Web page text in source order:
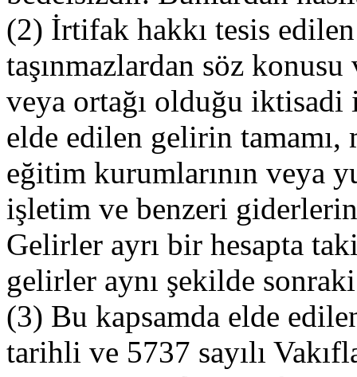
(2) İrtifak hakkı tesis
taşınmazlardan söz
veya ortağı olduğu iktisadi
elde edilen gelirin tamamı,
eğitim kurumlarının veya
işletim ve benzeri
Gelirler ayrı bir hesapta
gelirler aynı şekilde
(3) Bu kapsamda elde
tarihli ve 5737 sayılı